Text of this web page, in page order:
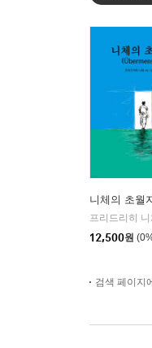
니체의 초월
12,500원
검색 페이지